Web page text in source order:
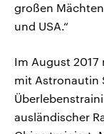
großen
und USA.“
Im August 2017
mit Astronautin
ausländischer